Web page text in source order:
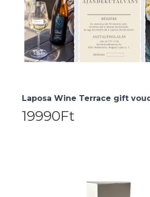
Laposa Wine Terrace gift
19990Ft